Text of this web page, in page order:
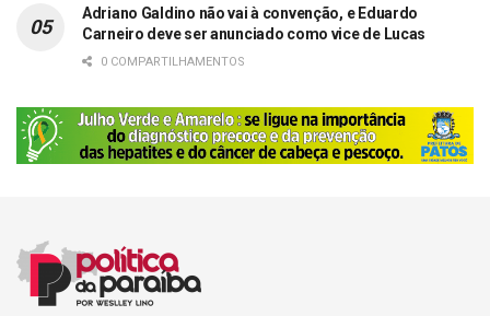
Adriano Galdino não vai à convenção, e Eduardo
Carneiro deve ser anunciado como vice de Lucas
0 COMPARTILHAMENTOS